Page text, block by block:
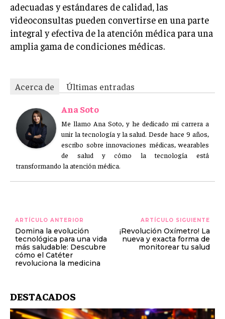
adecuadas y estándares de calidad, las
videoconsultas pueden convertirse en una parte
integral y efectiva de la atención médica para una
amplia gama de condiciones médicas.
Acerca de
Últimas entradas
Ana Soto
Me llamo Ana Soto, y he dedicado mi carrera a
unir la tecnología y la salud. Desde hace 9 años,
escribo sobre innovaciones médicas, wearables
de salud y cómo la tecnología está
transformando la atención médica.
ARTÍCULO ANTERIOR
Domina la evolución
tecnológica para una vida
más saludable: Descubre
cómo el Catéter
revoluciona la medicina
ARTÍCULO SIGUIENTE
¡Revolución Oxímetro! La
nueva y exacta forma de
monitorear tu salud
DESTACADOS